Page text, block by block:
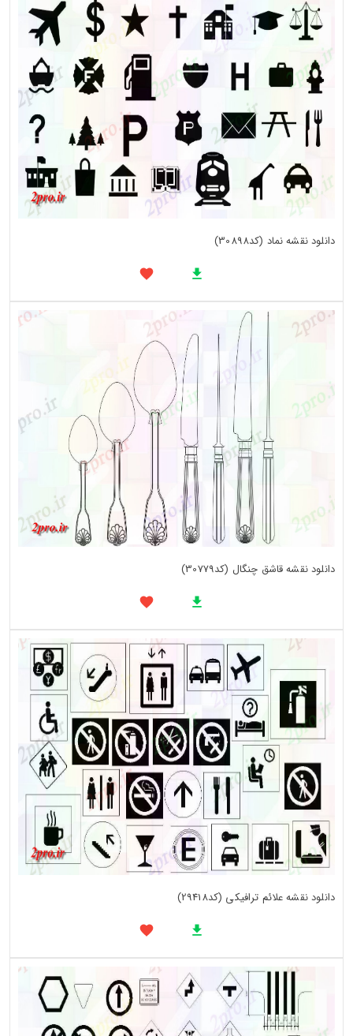
دانلود نقشه نماد (کد30898)
دانلود نقشه قاشق چنگال (کد30779)
دانلود نقشه علائم ترافیکی (کد29418)